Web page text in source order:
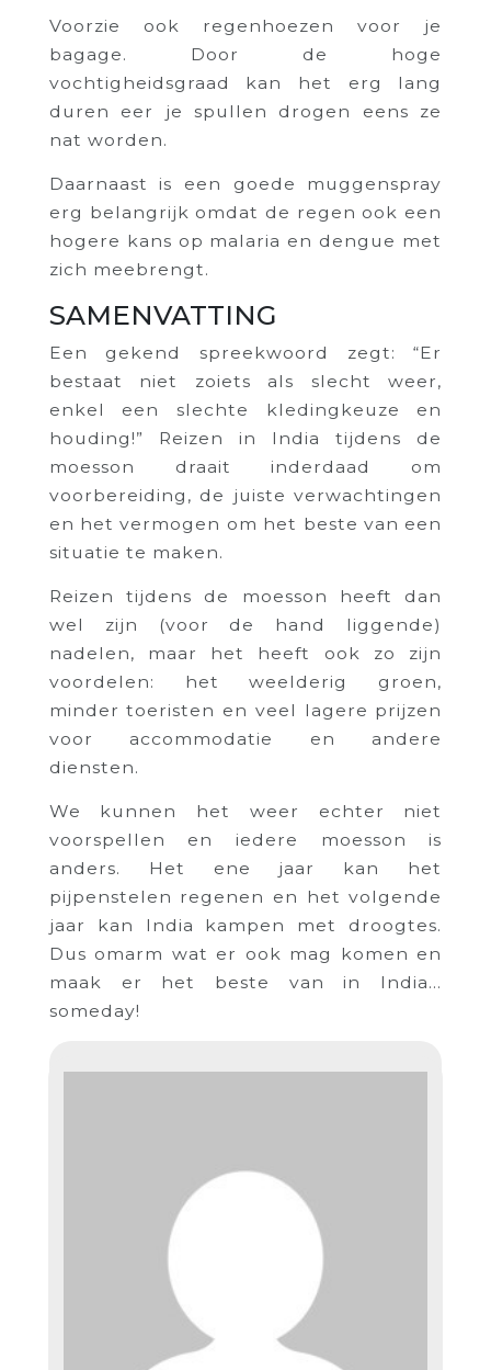
Voorzie ook regenhoezen voor je
bagage. Door de hoge
vochtigheidsgraad kan het erg lang
duren eer je spullen drogen eens ze
nat worden.
Daarnaast is een goede muggenspray
erg belangrijk omdat de regen ook een
hogere kans op malaria en dengue met
zich meebrengt.
SAMENVATTING
Een gekend spreekwoord zegt: “Er
bestaat niet zoiets als slecht weer,
enkel een slechte kledingkeuze en
houding!” Reizen in India tijdens de
moesson draait inderdaad om
voorbereiding, de juiste verwachtingen
en het vermogen om het beste van een
situatie te maken.
Reizen tijdens de moesson heeft dan
wel zijn (voor de hand liggende)
nadelen, maar het heeft ook zo zijn
voordelen: het weelderig groen,
minder toeristen en veel lagere prijzen
voor accommodatie en andere
diensten.
We kunnen het weer echter niet
voorspellen en iedere moesson is
anders. Het ene jaar kan het
pijpenstelen regenen en het volgende
jaar kan India kampen met droogtes.
Dus omarm wat er ook mag komen en
maak er het beste van in India…
someday!